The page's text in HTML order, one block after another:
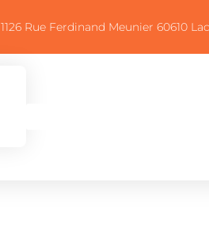
1126 Rue Ferdinand Meunier 60610